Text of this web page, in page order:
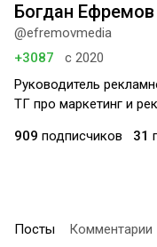
Богдан Ефремов
@efremovmedia
+3087
с 2020
Руководитель
ТГ про маркетинг и
909 подписчиков 31
Посты Комментарии